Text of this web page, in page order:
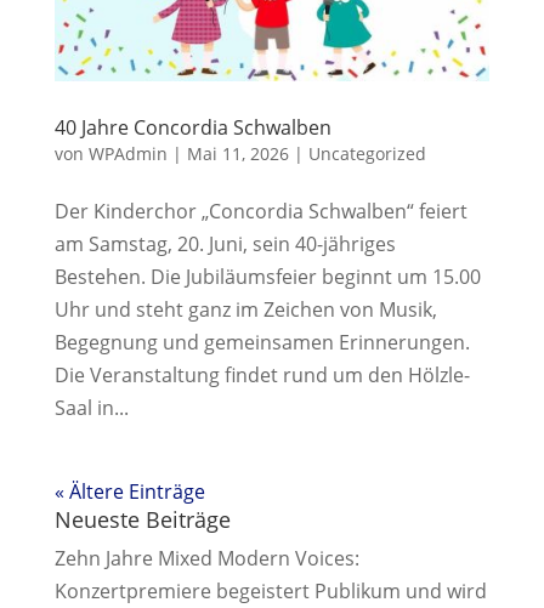
40 Jahre Concordia Schwalben
von WPAdmin | Mai 11, 2026| Uncategorized
Der Kinderchor „Concordia Schwalben“ feiert
am Samstag, 20. Juni, sein 40-jähriges
Bestehen. Die Jubiläumsfeier beginnt um 15.00
Uhr und steht ganz im Zeichen von Musik,
Begegnung und gemeinsamen Erinnerungen.
Die Veranstaltung findet rund um den Hölzle-
Saal in...
« Ältere Einträge
Neueste Beiträge
Zehn Jahre Mixed Modern Voices:
Konzertpremiere begeistert Publikum und wird